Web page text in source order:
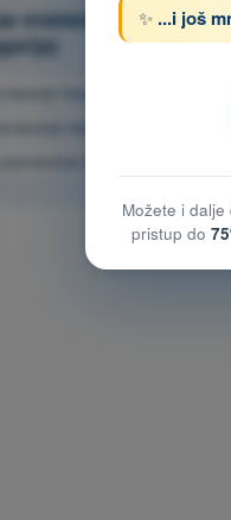
vremenom DRON
bespilotnih
bespilotnih
✨ ...i još
Možete i dalje
pristup do